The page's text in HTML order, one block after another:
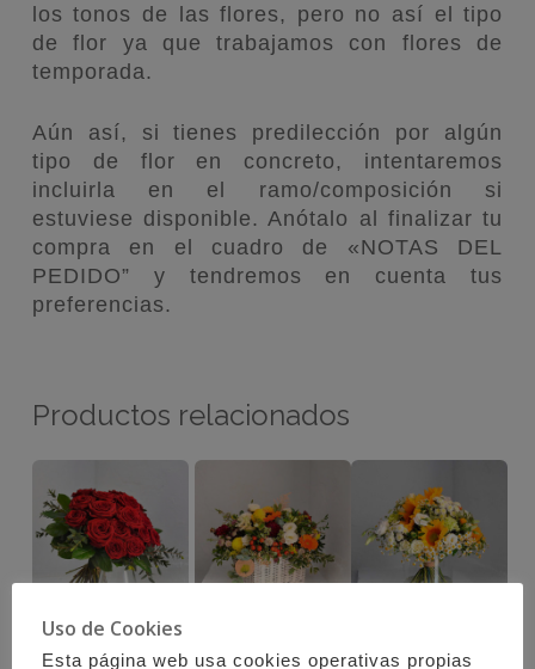
los tonos de las flores, pero no así el tipo
de flor ya que trabajamos con flores de
temporada.
Aún así, si tienes predilección por algún
tipo de flor en concreto, intentaremos
incluirla en el ramo/composición si
estuviese disponible. Anótalo al finalizar tu
compra en el cuadro de «NOTAS DEL
PEDIDO” y tendremos en cuenta tus
preferencias.
Productos relacionados
Ramo de Composición Ramo de
Uso de Cookies
Esta página web usa cookies operativas propias